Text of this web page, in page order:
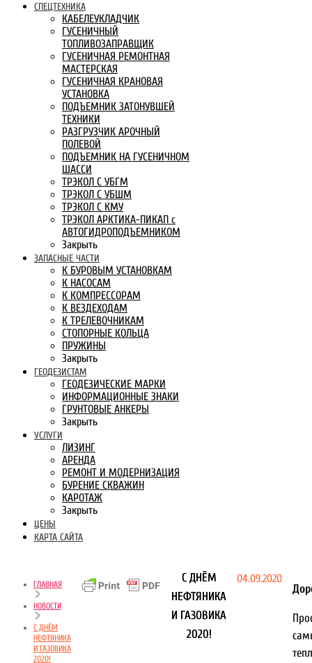
СПЕЦТЕХНИКА
КАБЕЛЕУКЛАДЧИК
ГУСЕНИЧНЫЙ
ТОПЛИВОЗАПРАВЩИК
ГУСЕНИЧНАЯ РЕМОНТНАЯ
МАСТЕРСКАЯ
ГУСЕНИЧНАЯ КРАНОВАЯ
УСТАНОВКА
ПОДЪЕМНИК ЗАТОНУВШЕЙ
ТЕХНИКИ
РАЗГРУЗЧИК АРОЧНЫЙ
ПОЛЕВОЙ
ПОДЪЕМНИК НА ГУСЕНИЧНОМ
ШАССИ
ТРЭКОЛ С УБГМ
ТРЭКОЛ С УБШМ
ТРЭКОЛ С КМУ
ТРЭКОЛ АРКТИКА-ПИКАП с
АВТОГИДРОПОДЪЕМНИКОМ
Закрыть
ЗАПАСНЫЕ ЧАСТИ
К БУРОВЫМ УСТАНОВКАМ
К НАСОСАМ
К КОМПРЕССОРАМ
К ВЕЗДЕХОДАМ
К ТРЕЛЕВОЧНИКАМ
СТОПОРНЫЕ КОЛЬЦА
ПРУЖИНЫ
Закрыть
ГЕОДЕЗИСТАМ
ГЕОДЕЗИЧЕСКИЕ МАРКИ
ИНФОРМАЦИОННЫЕ ЗНАКИ
ГРУНТОВЫЕ АНКЕРЫ
Закрыть
УСЛУГИ
ЛИЗИНГ
АРЕНДА
РЕМОНТ И МОДЕРНИЗАЦИЯ
БУРЕНИЕ СКВАЖИН
КАРОТАЖ
Закрыть
ЦЕНЫ
КАРТА САЙТА
ГЛАВНАЯ
НОВОСТИ
С ДНЁМ
НЕФТЯНИКА
И ГАЗОВИКА
2020!
С ДНЁМ
НЕФТЯНИКА
И ГАЗОВИКА
2020!
04.09.2020